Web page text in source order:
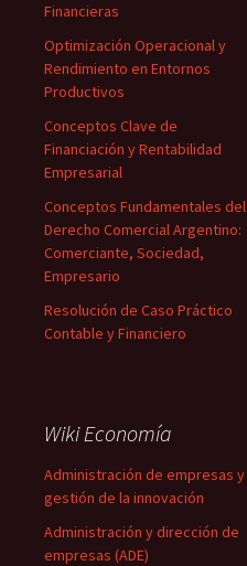
Financieras
Optimización Operacional y
Rendimiento en Entornos
Productivos
Conceptos Clave de
Financiación y Rentabilidad
Empresarial
Conceptos Fundamentales del
Derecho Comercial Argentino:
Comerciante, Sociedad,
Empresario
Resolución de Caso Práctico
Contable y Financiero
Wiki Economía
Administración de empresas y
gestión de la innovación
Administración y dirección de
empresas (ADE)